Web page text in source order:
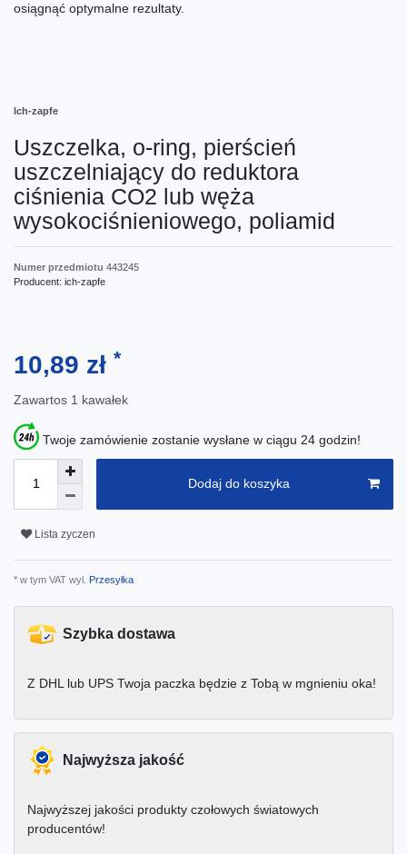
osiągnąć optymalne rezultaty.
Ich-zapfe
Uszczelka, o-ring, pierścień
uszczelniający do reduktora
ciśnienia CO2 lub węża
wysokociśnieniowego, poliamid
Numer przedmiotu 443245
Producent: ich-zapfe
10,89 zł *
Zawartos 1 kawałek
Twoje zamówienie zostanie wysłane w ciągu 24 godzin!
Dodaj do koszyka
Lista zyczen
* w tym VAT wyl. Przesyłka
Szybka dostawa
Z DHL lub UPS Twoja paczka będzie z Tobą w mgnieniu oka!
Najwyższa jakość
Najwyższej jakości produkty czołowych światowych
producentów!